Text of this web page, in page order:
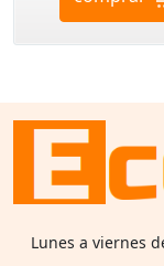
Lunes a viernes